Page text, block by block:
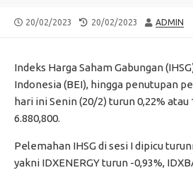
PUBLISHED
20/02/2023
LAST
20/02/2023 AUTHOR
ADMIN
Indeks Harga Saham Gabungan
Indonesia (BEI), hingga penutupan
hari ini Senin (20/2) turun 0,22%
6.880,800.
Pelemahan IHSG di sesi I dipicu
yakni IDXENERGY turun -0,93%,